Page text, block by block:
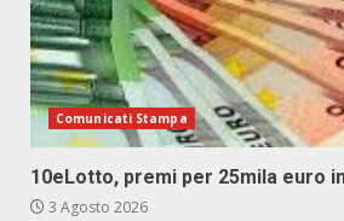
Comunicati Stampa
10eLotto, premi per 25mila euro
3 Agosto 2026